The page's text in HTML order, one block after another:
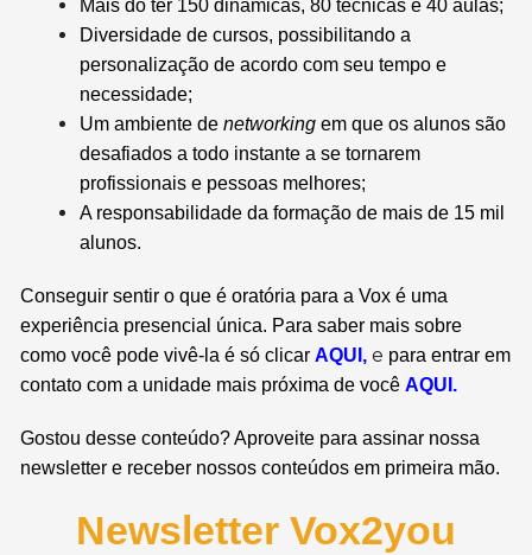
Mais do ter 150 dinâmicas, 80 técnicas e 40 aulas;
Diversidade de cursos, possibilitando a
personalização de acordo com seu tempo e
necessidade;
Um ambiente denetworking em que os alunos são
desafiados a todo instante a se tornarem
profissionais e pessoas melhores;
A responsabilidade da formação de mais de 15 mil
alunos.
Conseguir sentir o que é oratória para a Vox é uma
experiência presencial única. Para saber mais sobre
como você pode vivê-la é só clicar AQUI , e para entrar em
contato com a unidade mais próxima de você AQUI .
Gostou desse conteúdo? Aproveite para assinar nossa
newsletter e receber nossos conteúdos em primeira mão.
Newsletter Vox2you